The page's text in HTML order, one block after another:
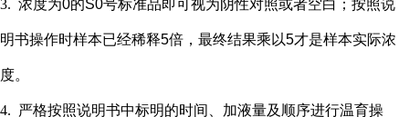
3. 浓度为0的S0号标准品即可视为阴性对照或者空白；按照说
明书操作时样本已经稀释5倍，最终结果乘以5才是样本实际浓
度。
4. 严格按照说明书中标明的时间、加液量及顺序进行温育操